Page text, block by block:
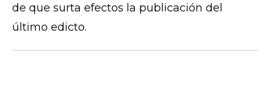
de que surta efectos la publicación del
último edicto.